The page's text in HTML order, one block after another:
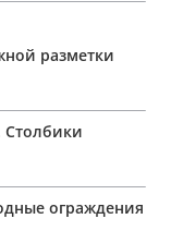
разметки
Столбики
ограждения